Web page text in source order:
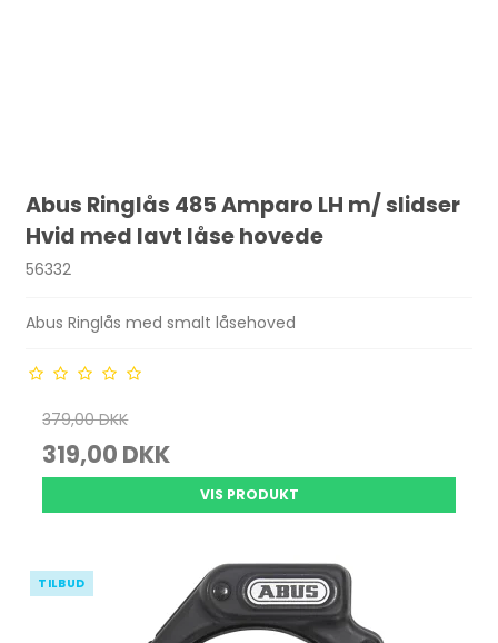
Abus Ringlås 485 Amparo LH m/ slidser
Hvid med lavt låse hovede
56332
Abus Ringlås med smalt låsehoved
379,00 DKK
319,00 DKK
VIS PRODUKT
TILBUD